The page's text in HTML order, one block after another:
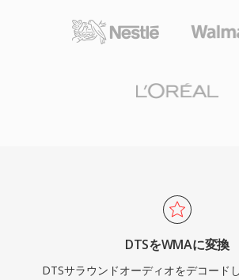
Media Player、Zuneエコシステムと
ートはその時代のオンライン音楽ス
ポートはFFmpegやGStreamerなど
を通じて改善されましたが、
バイスではWMAはMP3やAACほど普
性がありません。この形式はレガシ
DTSをWMAに変換
DTSサラウンドオーディオをデコード